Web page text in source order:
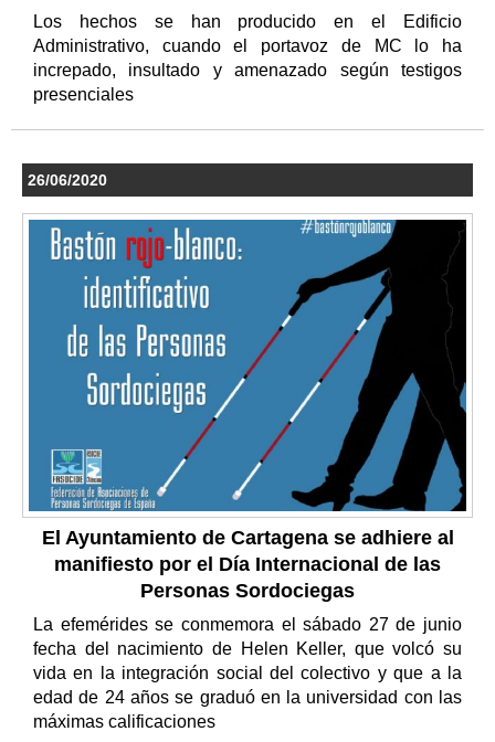
Los hechos se han producido en el Edificio
Administrativo, cuando el portavoz de MC lo ha
increpado, insultado y amenazado según testigos
presenciales
26/06/2020
El Ayuntamiento de Cartagena se adhiere al
manifiesto por el Día Internacional de las
Personas Sordociegas
La efemérides se conmemora el sábado 27 de junio
fecha del nacimiento de Helen Keller, que volcó su
vida en la integración social del colectivo y que a la
edad de 24 años se graduó en la universidad con las
máximas calificaciones